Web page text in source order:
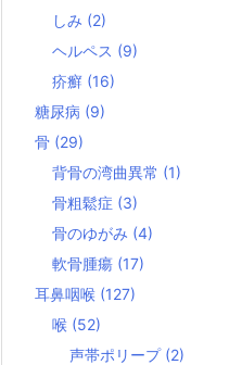
しみ (2)
ヘルペス (9)
疥癬 (16)
糖尿病 (9)
骨 (29)
背骨の湾曲異常 (1)
骨粗鬆症 (3)
骨のゆがみ (4)
軟骨腫瘍 (17)
耳鼻咽喉 (127)
喉 (52)
声帯ポリープ (2)